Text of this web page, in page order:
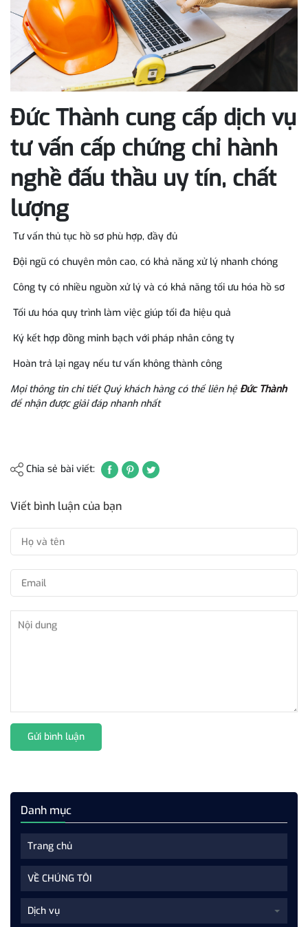
Đức Thành cung cấp dịch vụ
tư vấn cấp chứng chỉ hành
nghề đấu thầu uy tín, chất
lượng
Tư vấn thủ tục hồ sơ phù hợp, đầy đủ
Đội ngũ có chuyên môn cao, có khả năng xử lý nhanh chóng
Công ty có nhiều nguồn xử lý và có khả năng tối ưu hóa hồ sơ
Tối ưu hóa quy trình làm việc giúp tối đa hiệu quả
Ký kết hợp đồng minh bạch với pháp nhân công ty
Hoàn trả lại ngay nếu tư vấn không thành công
Mọi thông tin chi tiết Quý khách hàng có thể liên hệ Đức Thành
để nhận được giải đáp nhanh nhất
Chia sẻ bài viết:
Viết bình luận của bạn
Gửi bình luận
Danh mục
Trang chủ
VỀ CHÚNG TÔI
Dịch vụ